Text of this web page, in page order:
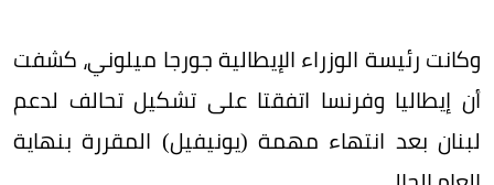
وكانت ​رئيسة الوزراء الإيطالية ‌جورجا ميلوني، كشفت
أن إيطاليا ​وفرنسا اتفقتا على تشكيل ⁠تحالف ​لدعم
لبنان بعد ​انتهاء مهمة (يونيفيل) المقررة بنهاية